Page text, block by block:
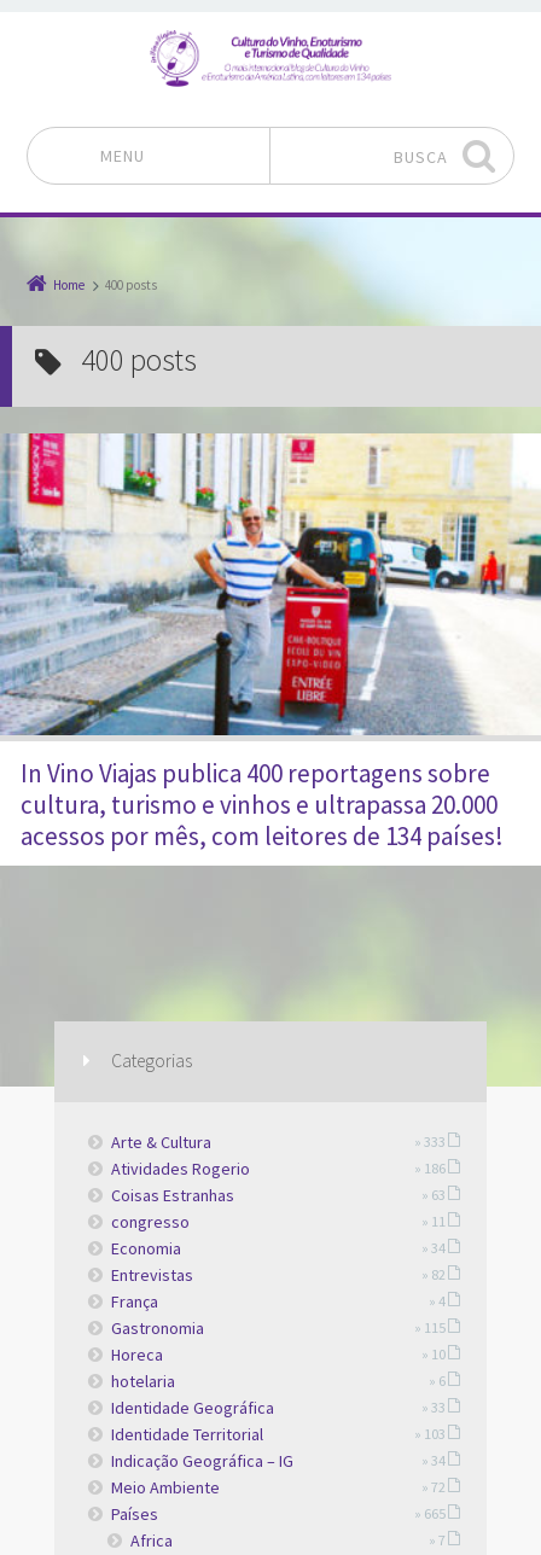
MENU BUSCA
Home 400 posts
400 posts
In Vino Viajas publica 400 reportagens sobre
cultura, turismo e vinhos e ultrapassa 20.000
acessos por mês, com leitores de 134 países!
Categorias
Arte & Cultura » 333
Atividades Rogerio » 186
Coisas Estranhas » 63
congresso » 11
Economia » 34
Entrevistas » 82
França » 4
Gastronomia » 115
Horeca » 10
hotelaria » 6
Identidade Geográfica » 33
Identidade Territorial » 103
Indicação Geográfica – IG » 34
Meio Ambiente » 72
Países » 665
Africa » 7